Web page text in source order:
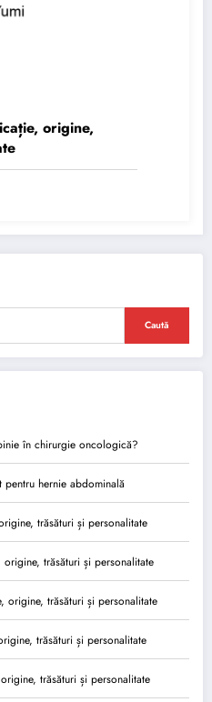
origine,
Caută
în chirurgie oncologică?
hernie abdominală
trăsături și personalitate
origine, trăsături și personalitate
origine, trăsături și personalitate
trăsături și personalitate
trăsături și personalitate